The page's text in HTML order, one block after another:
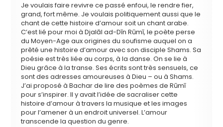
Je voulais faire revivre ce passé enfoui, le rendre fier,
grand, fort même. Je voulais politiquement aussi que le
chant de cette histoire d’amour soit un chant arabe.
C’est lié pour moi à Djalāl ad-Dīn Rūmī, le poète perse
du Moyen-Age aux origines du soufisme auquel on a
prêté une histoire d’amour avec son disciple Shams. Sa
poésie est très liée au corps, à la danse. On se lie à
Dieu grâce à la transe. Ses écrits sont très sensuels, ce
sont des adresses amoureuses à Dieu – ou à Shams.
J’ai proposé à Bachar de lire des poèmes de Rūmī
pour s’inspirer. Il y avait l’idée de sacraliser cette
histoire d’amour à travers la musique et les images
pour l’amener à un endroit universel. L’amour
transcende la question du genre.